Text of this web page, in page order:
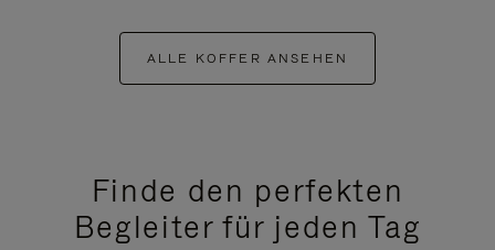
ALLE KOFFER ANSEHEN
Finde den perfekten
Begleiter für jeden Tag